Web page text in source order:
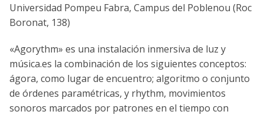
Universidad Pompeu Fabra, Campus del Poblenou (Roc
Boronat, 138)
«Agorythm» es una instalación inmersiva de luz y
música.es la combinación de los siguientes conceptos:
ágora, como lugar de encuentro; algoritmo o conjunto
de órdenes paramétricas, y rhythm, movimientos
sonoros marcados por patrones en el tiempo con